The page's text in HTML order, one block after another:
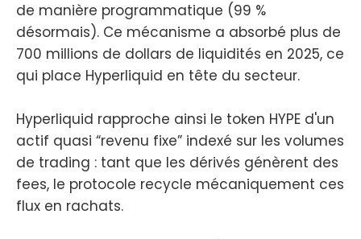
de manière programmatique (99 %
désormais). Ce mécanisme a absorbé plus de
700 millions de dollars de liquidités en 2025, ce
qui place Hyperliquid en tête du secteur.
Hyperliquid rapproche ainsi le token HYPE d'un
actif quasi “revenu fixe” indexé sur les volumes
de trading : tant que les dérivés génèrent des
fees, le protocole recycle mécaniquement ces
flux en rachats.